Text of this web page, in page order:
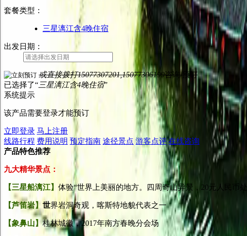
套餐类型 ：
三星漓江含4晚住宿
出发日期：
或直接拨打15077307201,15077306199咨询/预订
已选择了“ 三星漓江含4晚住宿”
系统提示
该产品需要登录才能预订
立即登录 马上注册
线路行程 费用说明 预定指南 途径景点 游客点评 在线咨询
产品特色推荐
九大精华景点：
【三星船漓江】 体验“世界上美丽的地方。四周奇山异景，20元人民币处
【芦笛岩】 世界岩洞奇观，喀斯特地貌代表之一
【象鼻山】桂林城徽，2017年南方春晚分会场